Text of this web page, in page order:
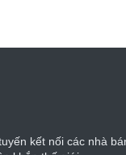
kết nối các nhà